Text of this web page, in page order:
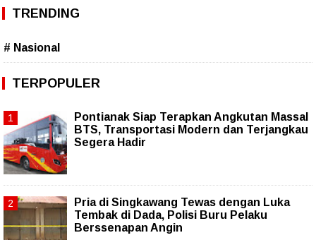
TRENDING
# Nasional
TERPOPULER
Pontianak Siap Terapkan Angkutan Massal
BTS, Transportasi Modern dan Terjangkau
Segera Hadir
Pria di Singkawang Tewas dengan Luka
Tembak di Dada, Polisi Buru Pelaku
Berssenapan Angin